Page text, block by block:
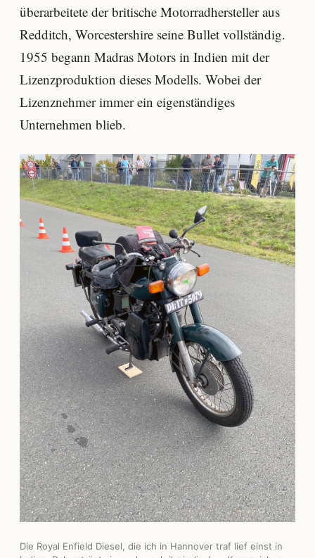
überarbeitete der britische Motorradhersteller aus
Redditch, Worcestershire seine Bullet vollständig.
1955 begann Madras Motors in Indien mit der
Lizenzproduktion dieses Modells. Wobei der
Lizenznehmer immer ein eigenständiges
Unternehmen blieb.
Die Royal Enfield Diesel, die ich in Hannover traf lief einst in